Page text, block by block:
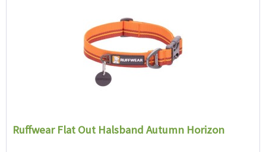
Ruffwear Flat Out Halsband Autumn Horizon